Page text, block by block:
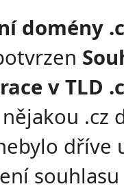
domény
v TLD
.cz
dříve